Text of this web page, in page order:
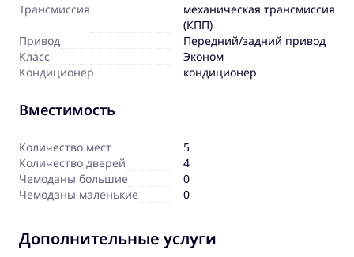
Трансмиссия
механическая трансмиссия
(КПП)
Привод
Передний/задний привод
Класс
Эконом
Кондиционер
кондиционер
Вместимость
Количество мест
5
Количество дверей
4
Чемоданы большие
0
Чемоданы маленькие
0
Дополнительные услуги